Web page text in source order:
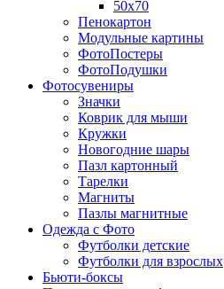
50х70
Пенокартон
Модульные картины
ФотоПостеры
ФотоПодушки
Фотоcувениры
Значки
Коврик для мыши
Кружки
Новогодние шары
Пазл картонный
Тарелки
Магниты
Пазлы магнитные
Одежда с Фото
Футболки детские
Футболки для взрослых
Бьюти-боксы